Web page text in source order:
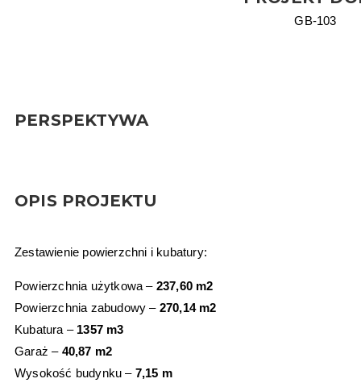
GB-103
PERSPEKTYWA
OPIS PROJEKTU
Zestawienie powierzchni i kubatury:
Powierzchnia użytkowa – 237,60 m2
Powierzchnia zabudowy – 270,14 m2
Kubatura – 1357 m3
Garaż – 40,87 m2
Wysokość budynku – 7,15 m